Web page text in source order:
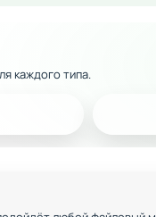
каждого типа.